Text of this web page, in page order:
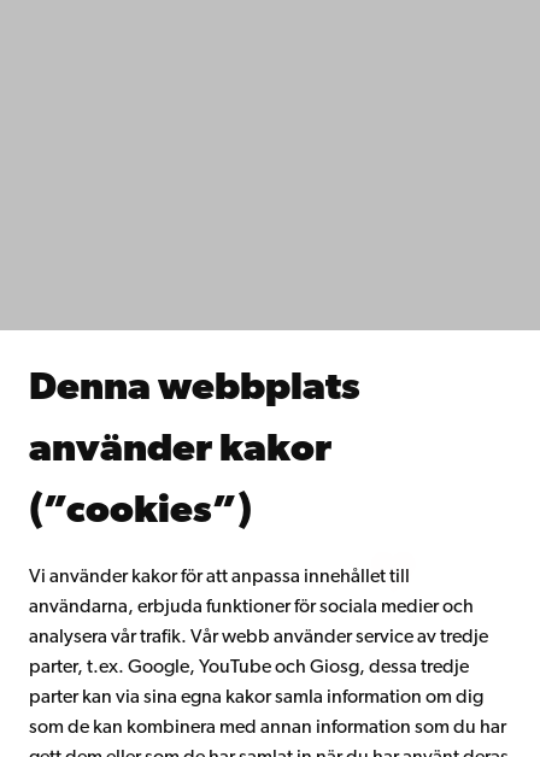
Denna webbplats
använder kakor
(”cookies”)
Vi använder kakor för att anpassa innehållet till
användarna, erbjuda funktioner för sociala medier och
analysera vår trafik. Vår webb använder service av tredje
parter, t.ex. Google, YouTube och Giosg, dessa tredje
parter kan via sina egna kakor samla information om dig
som de kan kombinera med annan information som du har
Samarbeta med oss
Kontinuerligt lärande
Gå med i Åbo Akademis alumnnätverk
Intranätet
Facebook InstagramYouTube LinkedIn Blog Snapchat